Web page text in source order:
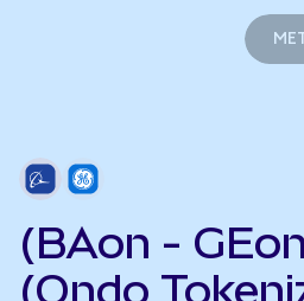
(BAon -
(Ondo